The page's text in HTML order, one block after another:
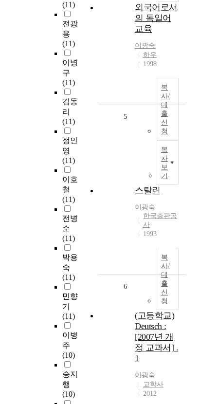
(11)
전광
용
(11)
이병
구
(11)
김동
리
(11)
정인
영
(11)
이호
철
(11)
전병
순
(11)
박용
숙
(11)
민향
기
(11)
이병
주
(10)
승지
행
(10)
외국어로서
의 독일어
교육
이광숙
하우
1998
복
사/
대
출
신
청
목
차
보
기
5
스탈린
이광숙
한국출판공
사
1993
복
사/
대
출
신
청
6
(고등학교)
Deutsch :
[2007년 개
정 교과서] .
1
이광숙
교학사
2012